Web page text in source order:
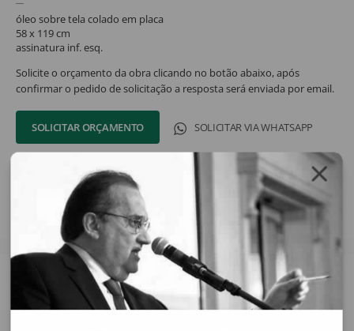
óleo sobre tela colado em placa
58 x 119 cm
assinatura inf. esq.
Solicite o orçamento da obra clicando no botão abaixo, após
confirmar o pedido de solicitação a resposta será enviada por email.
SOLICITAR ORÇAMENTO SOLICITAR VIA WHATSAPP
Veja também